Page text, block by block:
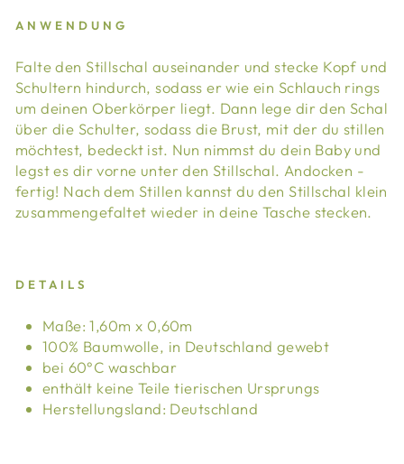
ANWENDUNG
Falte den Stillschal auseinander und stecke Kopf und
Schultern hindurch, sodass er wie ein Schlauch rings
um deinen Oberkörper liegt. Dann lege dir den Schal
über die Schulter, sodass die Brust, mit der du stillen
möchtest, bedeckt ist. Nun nimmst du dein Baby und
legst es dir vorne unter den Stillschal. Andocken -
fertig! Nach dem Stillen kannst du den Stillschal klein
zusammengefaltet wieder in deine Tasche stecken.
DETAILS
Maße: 1,60m x 0,60m
100% Baumwolle, in Deutschland gewebt
bei 60°C waschbar
enthält keine Teile tierischen Ursprungs
Herstellungsland: Deutschland